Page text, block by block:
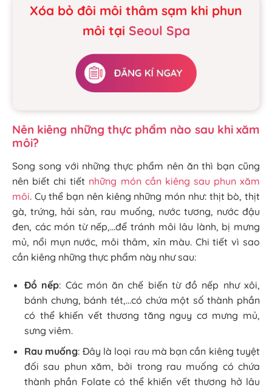
Xóa bỏ đôi môi thâm sạm khi phun
môi tại Seoul Spa
Nên kiêng những thực phẩm nào sau khi xăm
môi?
Song song với những thực phẩm nên ăn thì bạn cũng
nên biết chi tiết những món cần kiêng sau phun xăm
môi. Cụ thể bạn nên kiêng những món như: thịt bò, thịt
gà, trứng, hải sản, rau muống, nước tương, nước đậu
đen, các món từ nếp,…để tránh môi lâu lành, bị mưng
mủ, nổi mụn nước, môi thâm, xỉn màu. Chi tiết vì sao
cần kiêng những thực phẩm này như sau:
Đồ nếp: Các món ăn chế biến từ đồ nếp như xôi,
bánh chưng, bánh tét,…có chứa một số thành phần
có thể khiến vết thương tăng nguy cơ mưng mủ,
sưng viêm.
Rau muống: Đây là loại rau mà bạn cần kiêng tuyệt
đối sau phun xăm, bởi trong rau muống có chứa
thành phần Folate có thể khiến vết thương hở lâu